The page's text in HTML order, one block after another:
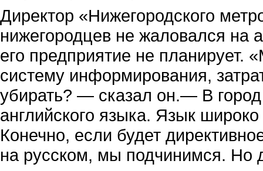
Директор «Нижегородского
нижегородцев не жаловался на
его предприятие не планирует.
систему информирования,
убирать? — сказал он.— В
английского языка. Язык
Конечно, если будет
на русском, мы подчинимся. Но